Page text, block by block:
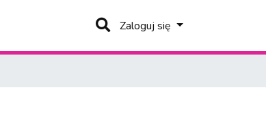
Zaloguj się